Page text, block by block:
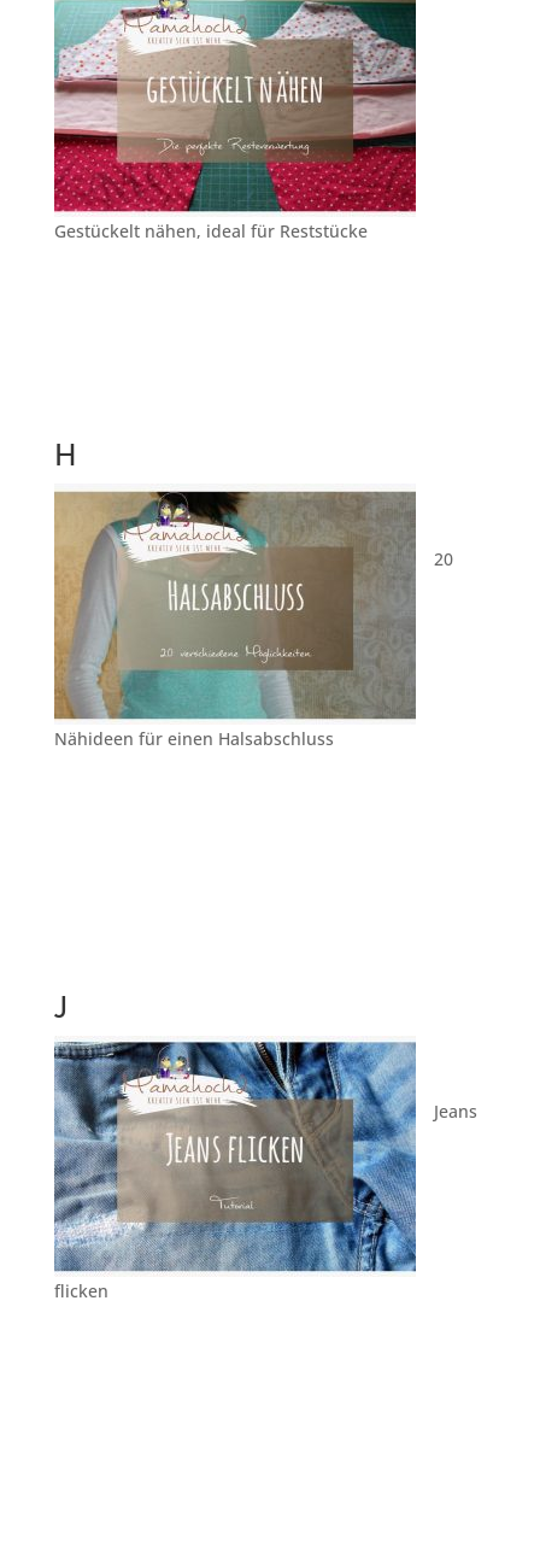
Gestückelt nähen, ideal für Reststücke
H
20
Nähideen für einen Halsabschluss
J
Jeans
flicken